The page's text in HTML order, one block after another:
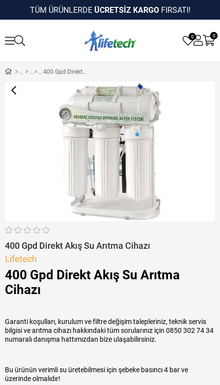
TÜM ÜRÜNLERDE ÜCRETSİZ KARGOFIRSATI!
0
0
400 Gpd Direkt Akış Su Arıtma Cihazı
400 Gpd Direkt Akış Su Arıtma Cihazı
Lifetech
400 Gpd Direkt Akış Su Arıtma
Cihazı
Garanti koşulları, kurulum ve filtre değişim talepleriniz, teknik servis
bilgisi ve arıtma cihazı hakkındaki tüm sorularınız için 0850 302 74 34
numaralı danışma hattımızdan bize ulaşabilirsiniz.
Bu ürünün verimli su üretebilmesi için şebeke basıncı 4 bar ve
üzerinde olmalıdır!